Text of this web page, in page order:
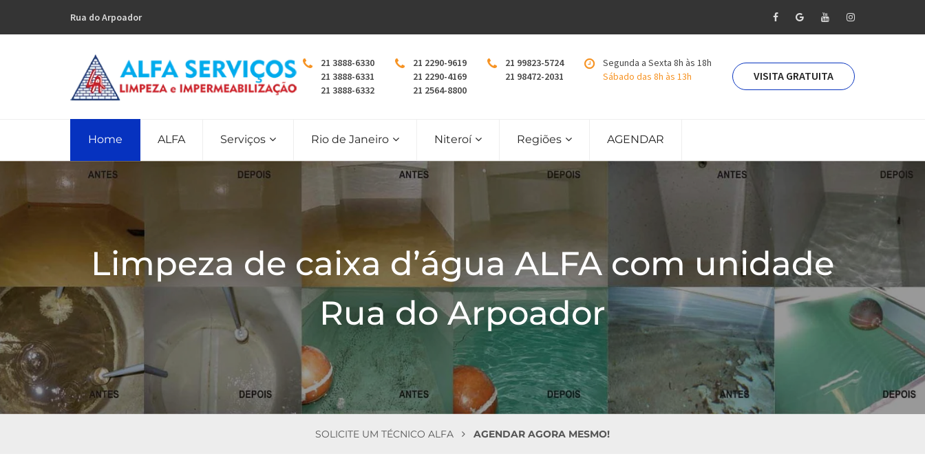
Rua do Arpoador
21 3888-6330
21 3888-6331
21 3888-6332
21 2290-9619
21 2290-4169
21 2564-8800
21 99823-5724
21 98472-2031
Segunda a Sexta 8h às 18h
Sábado das 8h às 13h
VISITA GRATUITA
Home ALFA Serviços Rio de Janeiro Niteroí Regiões AGENDAR
Limpeza de caixa d’água ALFA com unidade
Rua do Arpoador
SOLICITE UM TÉCNICO ALFA AGENDAR AGORA MESMO!